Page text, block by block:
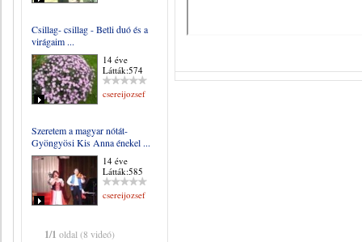
Csillag- csillag - Betli duó és a
virágaim ...
14 éve
Látták:574
csereijozsef
Szeretem a magyar nótát-
Gyöngyösi Kis Anna énekel ...
14 éve
Látták:585
csereijozsef
1/1 oldal (8 videó)